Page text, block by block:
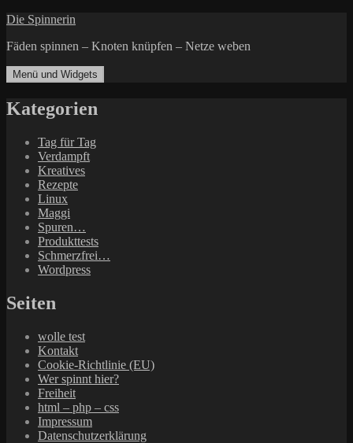
Zum
springen
Die Spinnerin
Fäden spinnen – Knoten knüpfen – Netze weben
Menü und Widgets
Kategorien
Tag für Tag
Verdampft
Kreatives
Rezepte
Linux
Maggi
Spuren…
Produkttests
Schmerzfrei…
Wordpress
Seiten
wolle test
Kontakt
Cookie-Richtlinie (EU)
Wer spinnt hier?
Freiheit
html – php – css
Impressum
Datenschutzerklärung